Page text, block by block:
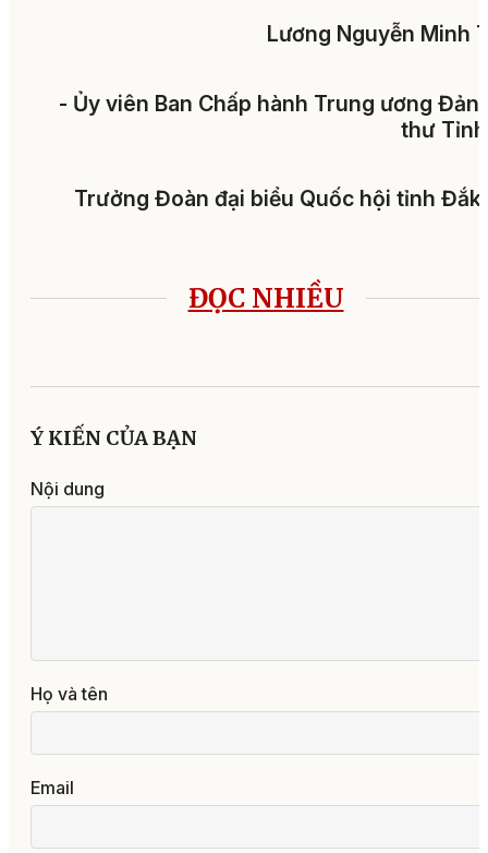
Lương Nguyễn Minh
- Ủy viên Ban Chấp hành Trung ương
thư
Trưởng Đoàn đại biểu Quốc hội tỉnh Đắk
ĐỌC NHIỀU
Ý KIẾN CỦA BẠN
Nội dung
Họ và tên
Email